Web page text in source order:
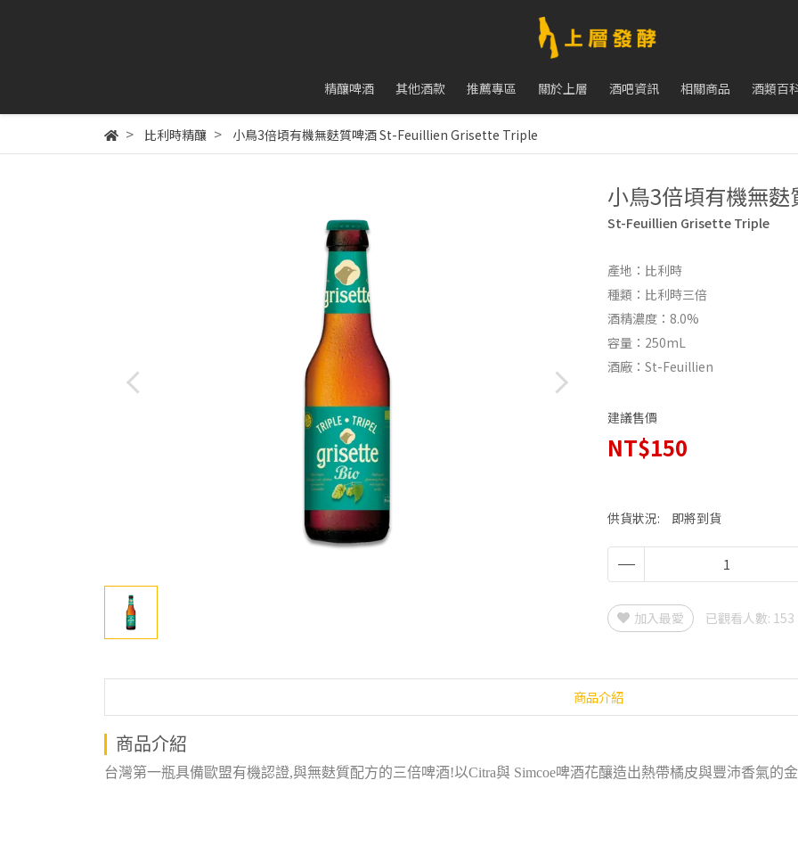
精釀啤酒 其他酒款 推薦專區 關於上層 酒吧資訊 相關商品 酒類百
比利時精釀 小鳥3倍頃有機無麩質啤酒 St-Feuillien Grisette Triple
小鳥3倍頃有機無麩
St-Feuillien Grisette Triple
產地：比利時
種類：比利時三倍
酒精濃度：8.0%
容量：250mL
酒廠：St-Feuillien
建議售價
NT$150
供貨狀況: 即將到貨
加入最愛 已觀看人數: 153
商品介紹
商品介紹
台灣第一瓶具備歐盟有機認證,與無麩質配方的三倍啤酒!以Citra與 Simcoe啤酒花釀造出熱帶橘皮與豐沛香氣的